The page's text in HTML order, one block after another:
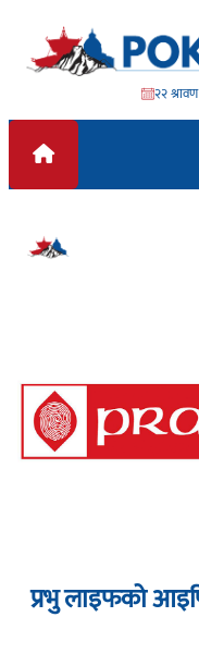
Skip to content
२२
प्रभु लाइफको